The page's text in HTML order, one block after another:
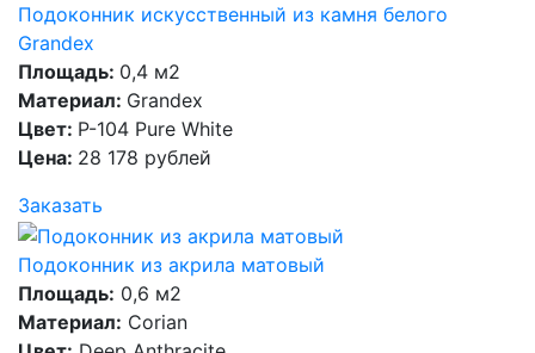
Подоконник искусственный из камня белого
Grandex
Площадь: 0,4 м2
Материал: Grandex
Цвет: P-104 Pure White
Цена: 28 178 рублей
Заказать
Подоконник из акрила матовый
Площадь: 0,6 м2
Материал: Corian